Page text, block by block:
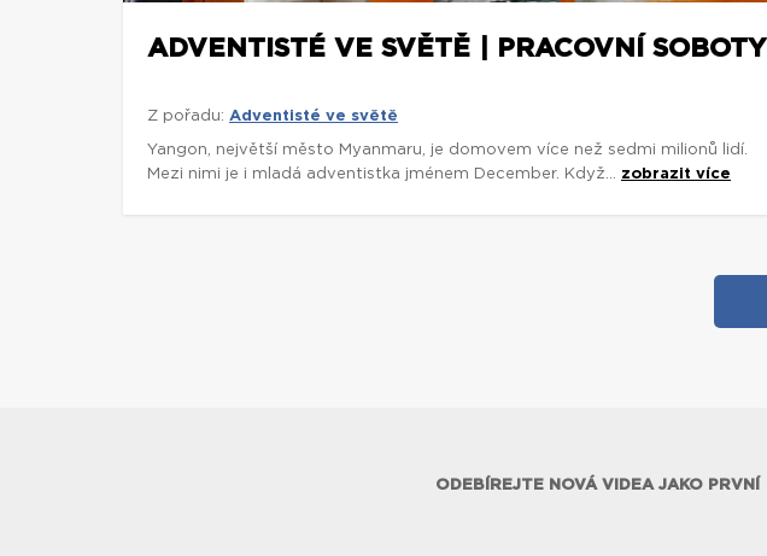
ADVENTISTÉ VE SVĚTĚ | PRACOVNÍ SOBOTY
Z pořadu: Adventisté ve světě
Yangon, největší město Myanmaru, je domovem více než sedmi milionů lidí.
Mezi nimi je i mladá adventistka jménem December. Když... zobrazit více
ODEBÍREJTE NOVÁ VIDEA JAKO PRVNÍ